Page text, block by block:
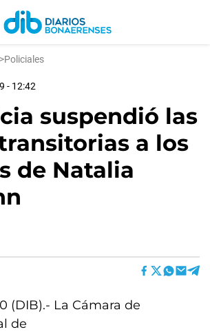
>Policiales
- 12:42
suspendió las
a los
de Natalia
(DIB).- La Cámara de
de